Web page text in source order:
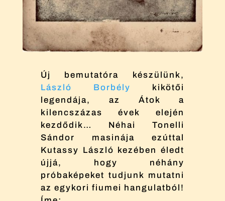
Új bemutatóra készülünk,
László Borbély
kikötői
legendája, az Átok a
kilencszázas évek elején
kezdődik… Néhai Tonelli
Sándor masinája ezúttal
Kutassy László kezében éledt
újjá, hogy néhány
próbaképeket tudjunk mutatni
az egykori fiumei hangulatból!